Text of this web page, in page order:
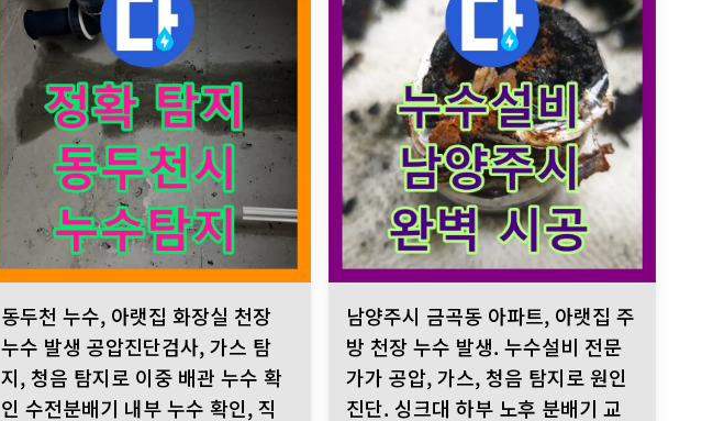
동두천 누수, 아랫집 화장실 천장
누수 발생 공압진단검사, 가스 탐
지, 청음 탐지로 이중 배관 누수 확
인 수전분배기 내부 누수 확인, 직
남양주시 금곡동 아파트, 아랫집 주
방 천장 누수 발생. 누수설비 전문
가가 공압, 가스, 청음 탐지로 원인
진단. 싱크대 하부 노후 분배기 교